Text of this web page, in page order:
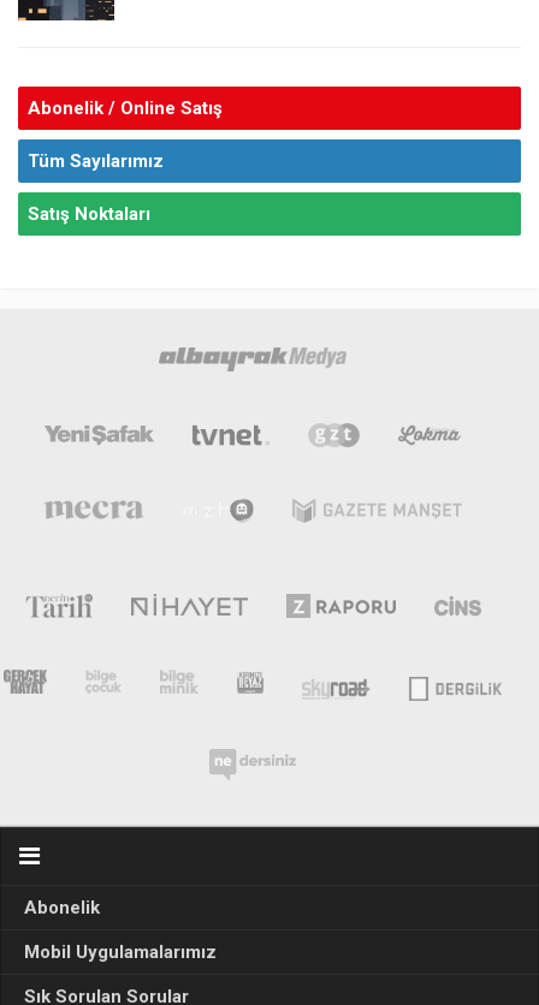
Abonelik / Online Satış
Tüm Sayılarımız
Satış Noktaları
Abonelik
Mobil Uygulamalarımız
Sık Sorulan Sorular